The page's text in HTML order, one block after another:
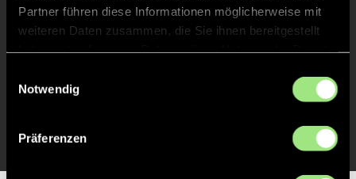
Partner führen diese Informationen möglicherweise mit
weiteren Daten zusammen, die Sie ihnen bereitgestellt
Notwendig
Präferenzen